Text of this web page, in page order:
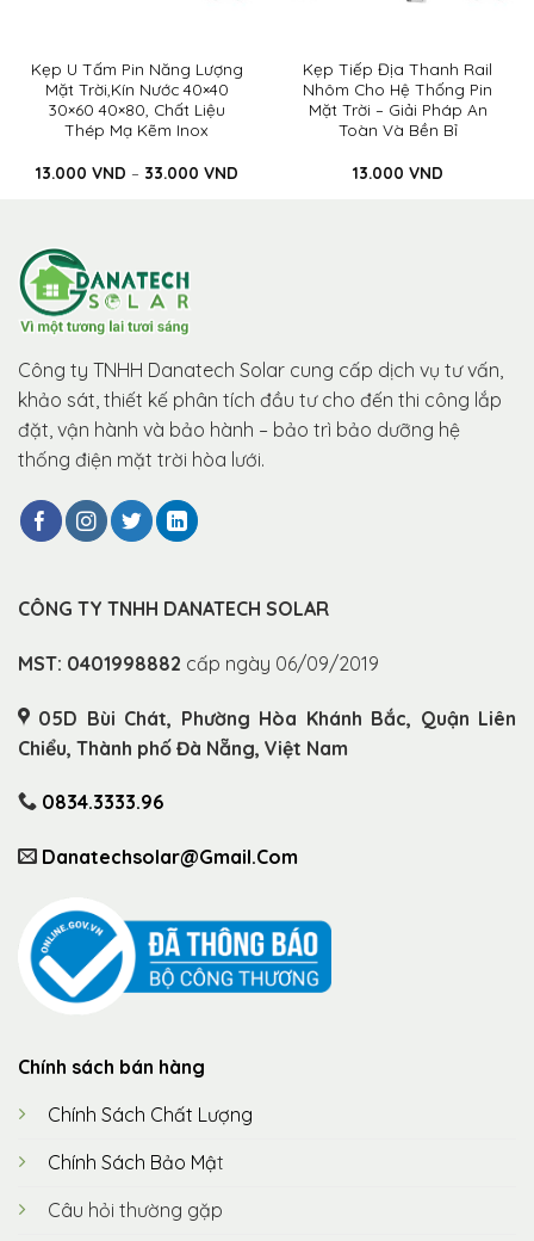
Kẹp U Tấm Pin Năng Lượng
Mặt Trời,kín Nước 40×40
30×60 40×80, Chất Liệu
Thép Mạ Kẽm Inox
13.000 VND – 33.000 VNDKhoảng
Kẹp Tiếp Địa Thanh Rail
Nhôm Cho Hệ Thống Pin
Mặt Trời – Giải Pháp An
Toàn Và Bền Bỉ
13.000 VND
VND
Công ty TNHH Danatech Solar cung cấp dịch vụ tư vấn,
khảo sát, thiết kế phân tích đầu tư cho đến thi công lắp
đặt, vận hành và bảo hành – bảo trì bảo dưỡng hệ
thống điện mặt trời hòa lưới.
Chính sách bán hàng
Chính Sách Chất Lượng
Chính Sách Bảo Mật
Câu hỏi thường gặp
CÔNG TY TNHH DANATECH SOLAR
MST: 0401998882 cấp ngày 06/09/2019
05D Bùi Chát, Phường Hòa Khánh Bắc, Quận Liên
Chiểu, Thành phố Đà Nẵng, Việt Nam
0834.3333.96
Danatechsolar@gmail.com